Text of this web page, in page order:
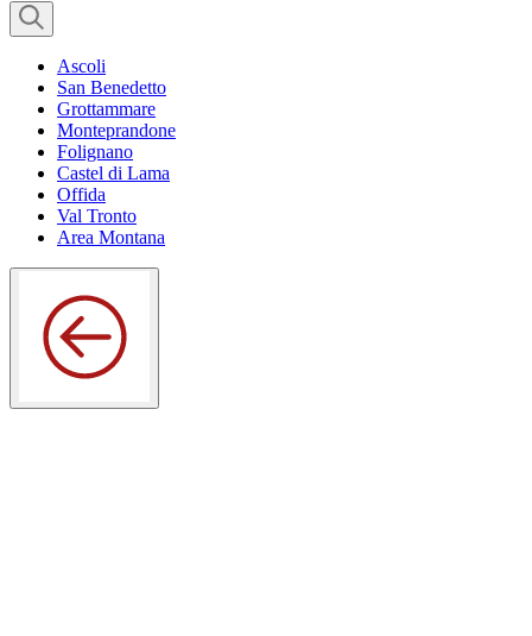
Ascoli
San Benedetto
Grottammare
Monteprandone
Folignano
Castel di Lama
Offida
Val Tronto
Area Montana